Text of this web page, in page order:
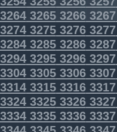
326532663267
327532763277
328532863287
329532963297
330533063307
331533163317
332533263327
333533363337